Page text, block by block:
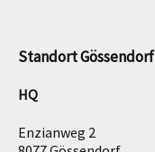
Standort Gössendorf
HQ
Enzianweg 2